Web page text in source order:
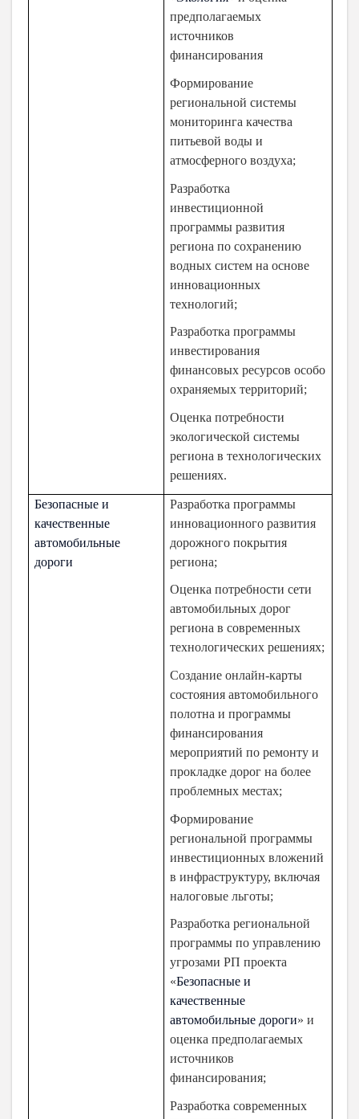
предполагаемых
источников
финансирования
Формирование
региональной системы
мониторинга качества
питьевой воды и
атмосферного воздуха;
Разработка
инвестиционной
программы развития
региона по сохранению
водных систем на основе
инновационных
технологий;
Разработка программы
инвестирования
финансовых ресурсов особо
охраняемых территорий;
Оценка потребности
экологической системы
региона в технологических
решениях.
Безопасные и
качественные
автомобильные
дороги
Разработка программы
инновационного развития
дорожного покрытия
региона;
Оценка потребности сети
автомобильных дорог
региона в современных
технологических решениях;
Создание онлайн-карты
состояния автомобильного
полотна и программы
финансирования
мероприятий по ремонту и
прокладке дорог на более
проблемных местах;
Формирование
региональной программы
инвестиционных вложений
в инфраструктуру, включая
налоговые льготы;
Разработка региональной
программы по управлению
угрозами РП проекта
«Безопасные и
качественные
автомобильные дороги» и
оценка предполагаемых
источников
финансирования;
Разработка современных